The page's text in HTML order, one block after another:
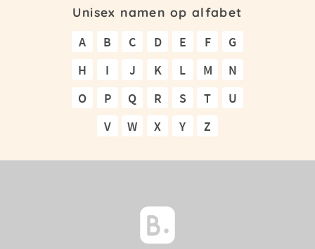
Unisex namen op alfabet
A B C D E F
G
H
I J K L M
N
O
P Q R S T
U
V
W X Y Z